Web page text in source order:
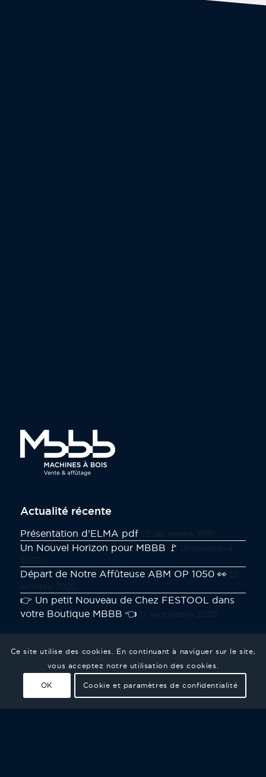
Actualité récente
Présentation d’ELMA pdf 22 décembre 2021
Un Nouvel Horizon pour MBBB 🚩
19 novembre
2020
Départ de Notre Affûteuse ABM OP 1050 👀
octobre 2020
👉 Un petit Nouveau de Chez FESTOOL dans
votre Boutique MBBB 👈
17 septembre 2020
CN ELMA 1
Présentation d’ELMA pdf
Ce site utilise des cookies. En continuant à naviguer sur le site,
vous acceptez notre utilisation des cookies.
OK Cookie et paramètres de confidentialité